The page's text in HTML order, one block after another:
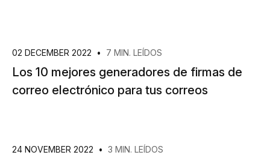
02 DECEMBER 2022 • 7 MIN. LEÍDOS
Los 10 mejores generadores de firmas de
correo electrónico para tus correos
24 NOVEMBER 2022 • 3 MIN. LEÍDOS